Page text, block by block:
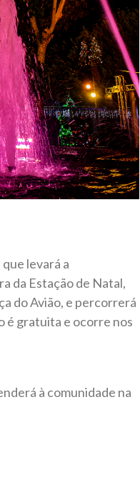
levará a
da Estação de Natal,
do Avião, e percorrerá
é gratuita e ocorre nos
à comunidade na